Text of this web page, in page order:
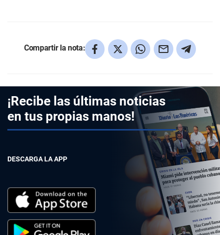
Compartir la nota:
¡Recibe las últimas noticias
en tus propias manos!
DESCARGA LA APP